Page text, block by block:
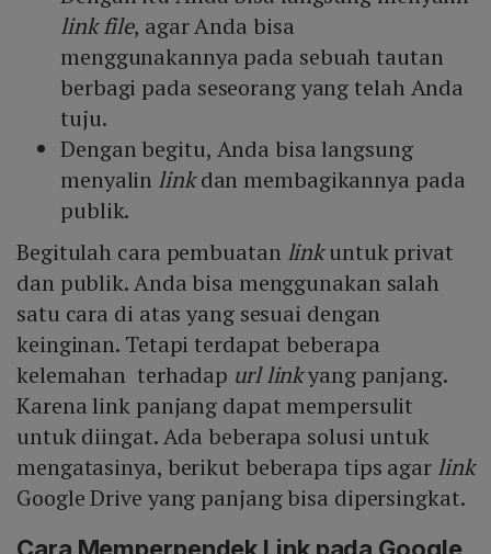
link file, agar Anda bisa
menggunakannya pada sebuah tautan
berbagi pada seseorang yang telah Anda
tuju.
Dengan begitu, Anda bisa langsung
menyalin linkdan membagikannya pada
publik.
Begitulah cara pembuatan linkuntuk privat
dan publik. Anda bisa menggunakan salah
satu cara di atas yang sesuai dengan
keinginan. Tetapi terdapat beberapa
kelemahan terhadap url linkyang panjang.
Karena link panjang dapat mempersulit
untuk diingat. Ada beberapa solusi untuk
mengatasinya, berikut beberapa tips agar link
Google Drive yang panjang bisa dipersingkat.